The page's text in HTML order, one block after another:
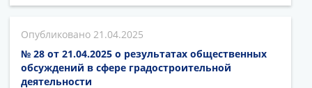
21.04.2025
№ 28 от 21.04.2025 о результатах общественных
обсуждений в сфере градостроительной
деятельности